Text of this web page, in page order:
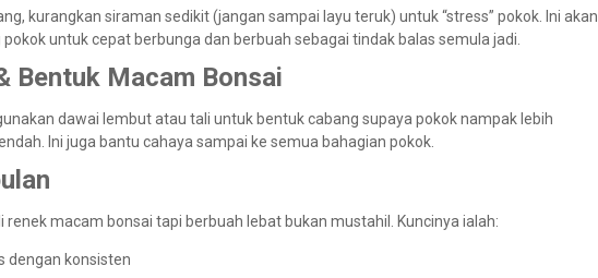
kurangkan siraman sedikit (jangan sampai layu teruk) untuk “stress” pokok. Ini akan
untuk cepat berbunga dan berbuah sebagai tindak balas semula jadi.
Bentuk Macam Bonsai
dawai lembut atau tali untuk bentuk cabang supaya pokok nampak lebih
Ini juga bantu cahaya sampai ke semua bahagian pokok.
renek macam bonsai tapi berbuah lebat bukan mustahil. Kuncinya ialah:
dengan konsisten